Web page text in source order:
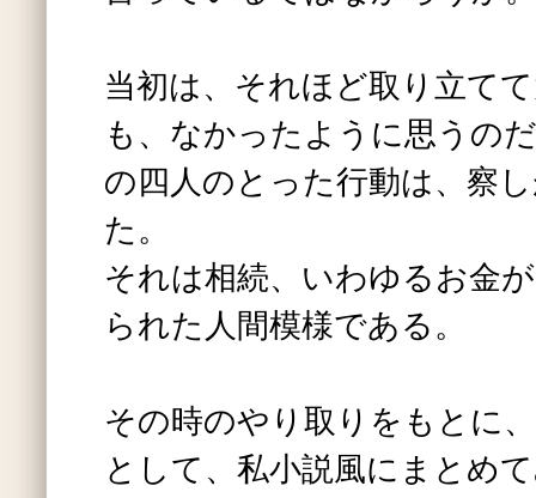
当初は、それほど取り立て
も、なかったように思うの
の四人のとった行動は、察
た。
それは相続、いわゆるお金
られた人間模様である。
その時のやり取りをもとに
として、私小説風にまとめ